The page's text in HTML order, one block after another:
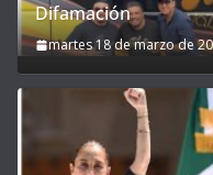
Difamación
martes 18 de marzo de